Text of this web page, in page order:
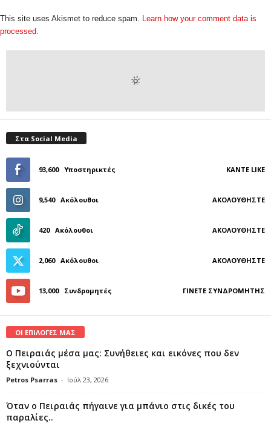
This site uses Akismet to reduce spam. Learn how your comment data is
processed.
Στα Social Media
93,600 Υποστηρικτές ΚΆΝΤΕ LIKE
9,540 Ακόλουθοι ΑΚΟΛΟΥΘΉΣΤΕ
420 Ακόλουθοι ΑΚΟΛΟΥΘΉΣΤΕ
2,060 Ακόλουθοι ΑΚΟΛΟΥΘΉΣΤΕ
13,000 Συνδρομητές ΓΊΝΕΤΕ ΣΥΝΔΡΟΜΗΤΉΣ
ΟΙ ΕΠΙΛΟΓΕΣ ΜΑΣ
Ο Πειραιάς μέσα μας: Συνήθειες και εικόνες που δεν
ξεχνιούνται
Petros Psarras - Ιούλ 23, 2026
Όταν ο Πειραιάς πήγαινε για μπάνιο στις δικές του
παραλίες..